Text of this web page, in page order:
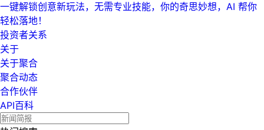
一键解锁创意新玩法，无需专业技能，你的奇思妙想，AI 帮你
轻松落地！
投资者关系
关于
关于聚合
聚合动态
合作伙伴
API百科